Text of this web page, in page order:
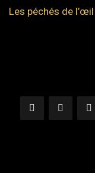
Les péchés de l’œil